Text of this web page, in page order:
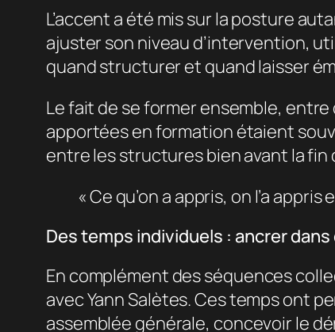
L’accent a été mis sur la posture
ajuster son niveau d’intervention,
quand structurer et quand laisser
Le fait de se former ensemble,
apportées en formation étaient
entre les structures bien avant la fin
« Ce qu’on a appris, on l’a
Des temps individuels : ancrer
En complément des séquences
avec Yann Salètes. Ces temps ont
assemblée générale, concevoir le